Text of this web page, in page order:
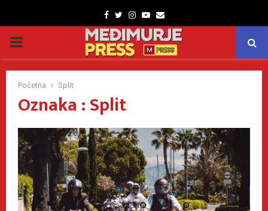
Facebook
TwitterInstagram
Youtube
Email
PRIMARY
MENU
Početna Split
Oznaka : Split